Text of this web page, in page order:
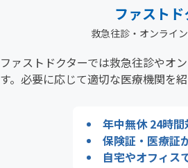
ぶつけた場所がたくさんある、
ぶつけた場所や痛む場所を大きく
ぶつけた後、数日経って発熱があ
上記には当てはまらないが、医
ファスト
救急往診・オンライ
ファストドクターでは救急往診やオ
す。必要に応じて適切な医療機関を紹
年中無休 24時間
保険証・医療証
自宅やオフィス